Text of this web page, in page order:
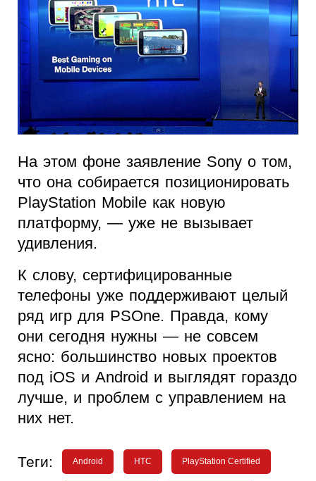
На этом фоне заявление Sony о том,
что она собирается позиционировать
PlayStation Mobile как новую
платформу, — уже не вызывает
удивления.
К слову, сертифицированные
телефоны уже поддерживают целый
ряд игр для PSOne. Правда, кому
они сегодня нужны — не совсем
ясно: большинство новых проектов
под iOS и Android и выглядят гораздо
лучше, и проблем с управлением на
них нет.
Теги: Android HTC PlayStation Certified